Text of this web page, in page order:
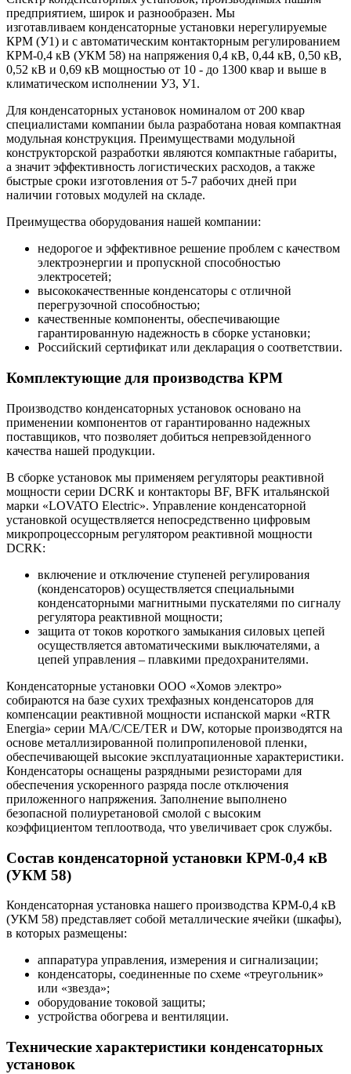
предприятием, широк и разнообразен. Мы
изготавливаем конденсаторные установки нерегулируемые
КРМ (У1) и с автоматическим контакторным регулированием
КРМ-0,4 кВ (УКМ 58) на напряжения 0,4 кВ, 0,44 кВ, 0,50 кВ,
0,52 кВ и 0,69 кВ мощностью от 10 - до 1300 квар и выше в
климатическом исполнении У3, У1.
Для конденсаторных установок номиналом от 200 квар
специалистами компании была разработана новая компактная
модульная конструкция. Преимуществами модульной
конструкторской разработки являются компактные габариты,
а значит эффективность логистических расходов, а также
быстрые сроки изготовления от 5-7 рабочих дней при
наличии готовых модулей на складе.
Преимущества оборудования нашей компании:
недорогое и эффективное решение проблем с качеством
электроэнергии и пропускной способностью
электросетей;
высококачественные конденсаторы с отличной
перегрузочной способностью;
качественные компоненты, обеспечивающие
гарантированную надежность в сборке установки;
Российский сертификат или декларация о соответствии.
Комплектующие для производства КРМ
Производство конденсаторных установок основано на
применении компонентов от гарантированно надежных
поставщиков, что позволяет добиться непревзойденного
качества нашей продукции.
В сборке установок мы применяем регуляторы реактивной
мощности серии DCRK и контакторы BF, BFK итальянской
марки «LOVATO Electric». Управление конденсаторной
установкой осуществляется непосредственно цифровым
микропроцессорным регулятором реактивной мощности
DCRK:
включение и отключение ступеней регулирования
(конденсаторов) осуществляется специальными
конденсаторными магнитными пускателями по сигналу
регулятора реактивной мощности;
защита от токов короткого замыкания силовых цепей
осуществляется автоматическими выключателями, а
цепей управления – плавкими предохранителями.
Конденсаторные установки ООО «Хомов электро»
собираются на базе сухих трехфазных конденсаторов для
компенсации реактивной мощности испанской марки «RTR
Energia» серии MA/C/CE/TER и DW, которые производятся на
основе металлизированной полипропиленовой пленки,
обеспечивающей высокие эксплуатационные характеристики.
Конденсаторы оснащены разрядными резисторами для
обеспечения ускоренного разряда после отключения
приложенного напряжения. Заполнение выполнено
безопасной полиуретановой смолой с высоким
коэффициентом теплоотвода, что увеличивает срок службы.
Состав конденсаторной установки КРМ-0,4 кВ
(УКМ 58)
Конденсаторная установка нашего производства КРМ-0,4 кВ
(УКМ 58) представляет собой металлические ячейки (шкафы),
в которых размещены:
аппаратура управления, измерения и сигнализации;
конденсаторы, соединенные по схеме «треугольник»
или «звезда»;
оборудование токовой защиты;
устройства обогрева и вентиляции.
Технические характеристики конденсаторных
установок